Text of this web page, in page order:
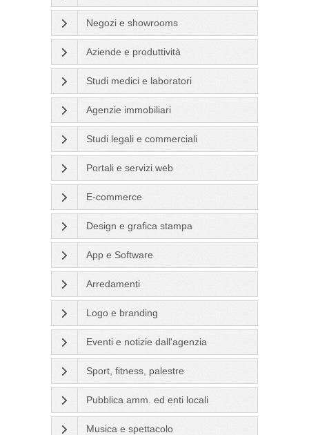
Negozi e showrooms
Aziende e produttività
Studi medici e laboratori
Agenzie immobiliari
Studi legali e commerciali
Portali e servizi web
E-commerce
Design e grafica stampa
App e Software
Arredamenti
Logo e branding
Eventi e notizie dall'agenzia
Sport, fitness, palestre
Pubblica amm. ed enti locali
Musica e spettacolo